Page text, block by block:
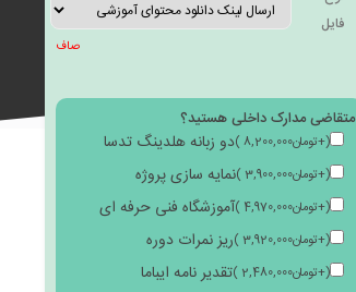
فایل
صاف
متقاضی مدارک داخلی هستید؟
دو زبانه هلدینگ تدسا (
+
8,200,000تومان )
نمایه سازی پروژه (
+
3,900,000تومان )
آموزشگاه فنی حرفه ای (
+
4,970,000تومان )
ریز نمرات دوره (
+
3,920,000تومان )
تقدیر نامه ایباما (
+
2,480,000تومان )